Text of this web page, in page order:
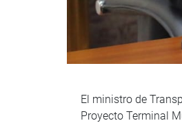
El ministro de
Proyecto Terminal